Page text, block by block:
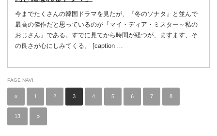
今までたくさんの韓国ドラマを見たが、『冬のソナタ』と並んで
最高の傑作だと思っているのが『マイ・ディア・ミスター～私の
おじさん』である。すでに見てから時間が経つが、ますます、そ
の良さが心にしみてくる。 [caption …
PAGE NAVI
« 1 2 3 4 5 6 7 8
13 »